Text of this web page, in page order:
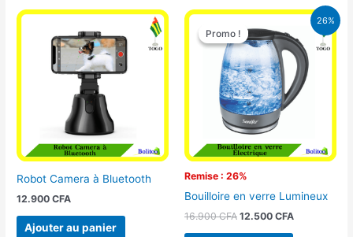
Robot Camera à Bluetooth
12.900CFA
Ajouter au panier
26%
Promo !
Remise : 26%
Promo !
Bouilloire en verre Lumineux
16.900CFA
Le
prix
initial
16.900 CFA.
12.500 CFA
Le
prix
actuel
est :
12.500 CFA.